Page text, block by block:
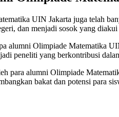
UIN Jakarta juga telah
dan menjadi sosok yang
alumni Olimpiade Matematika
peneliti yang berkontribusi
para alumni Olimpiade
bakat dan potensi para